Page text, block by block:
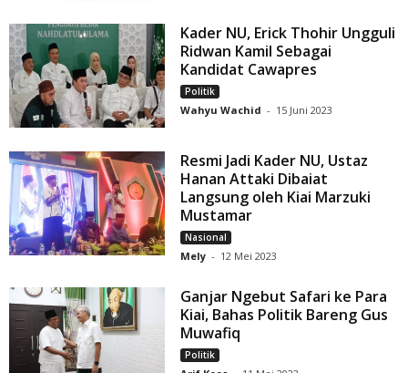
Kader NU, Erick Thohir Ungguli
Ridwan Kamil Sebagai
Kandidat Cawapres
Politik
Wahyu Wachid - 15 Juni 2023
Resmi Jadi Kader NU, Ustaz
Hanan Attaki Dibaiat
Langsung oleh Kiai Marzuki
Mustamar
Nasional
Mely - 12 Mei 2023
Ganjar Ngebut Safari ke Para
Kiai, Bahas Politik Bareng Gus
Muwafiq
Politik